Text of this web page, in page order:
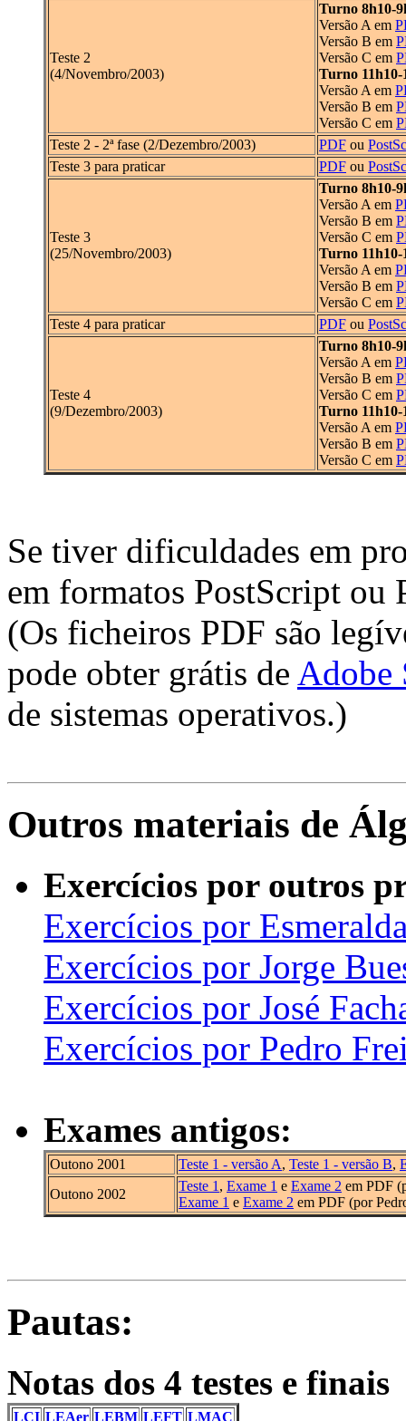
Teste 2
(4/Novembro/2003)
Turno 8h10-
Versão A em
Versão B em
Versão C em
Turno 11h10-
Versão A em
Versão B em
Versão C em
Teste 2 - 2ª fase (2/Dezembro/2003)
PDF ou
Teste 3 para praticar
PDF ou
Teste 3
(25/Novembro/2003)
Turno 8h10-
Versão A em
Versão B em
Versão C em
Turno 11h10-
Versão A em
Versão B em
Versão C em
Teste 4 para praticar
PDF ou
Teste 4
(9/Dezembro/2003)
Turno 8h10-
Versão A em
Versão B em
Versão C em
Turno 11h10-
Versão A em
Versão B em
Versão C em
Se tiver dificuldades em
em formatos PostScript ou
(Os ficheiros PDF são
pode obter grátis de Adobe
de sistemas operativos.)
Outros materiais de
Exercícios por outros
Exercícios por
Exercícios por Jorge
Exercícios por José
Exercícios por Pedro
Exames antigos:
Outono 2001 Teste 1 - versão A, Teste 1 - versão B,
Outono 2002
Teste 1 , Exame 1 e Exame 2 em PDF
Exame 1 e Exame 2 em PDF (por
Pautas:
Notas dos 4 testes e finais
LCI LEAer LEBM LEFT LMAC